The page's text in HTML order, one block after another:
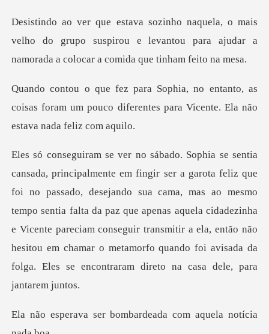
s
velho do grupo suspirou e levantou para ajudar a
to, as
coisas foram um pouco diferentes para
ejando sua cama, mas ao mesmo
tempo sentia falta da paz que apenas aquela cidadezinha
e Vicente pareciam conseguir transmitir a ela
bombardeada com aqu